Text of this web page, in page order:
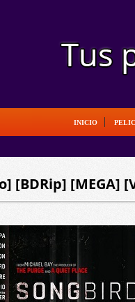
INICIO
[BDRip] [MEGA]